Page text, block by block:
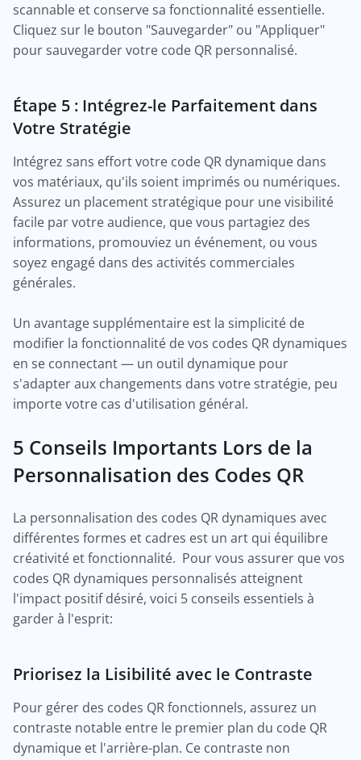
scannable et conserve sa fonctionnalité essentielle.
Cliquez sur le bouton "Sauvegarder" ou "Appliquer"
pour sauvegarder votre code QR personnalisé.
Étape 5 : Intégrez-le Parfaitement dans
Votre Stratégie
Intégrez sans effort votre code QR dynamique dans
vos matériaux, qu'ils soient imprimés ou numériques.
Assurez un placement stratégique pour une visibilité
facile par votre audience, que vous partagiez des
informations, promouviez un événement, ou vous
soyez engagé dans des activités commerciales
générales.
Un avantage supplémentaire est la simplicité de
modifier la fonctionnalité de vos codes QR dynamiques
en se connectant — un outil dynamique pour
s'adapter aux changements dans votre stratégie, peu
importe votre cas d'utilisation général.
5 Conseils Importants Lors de la
Personnalisation des Codes QR
La personnalisation des codes QR dynamiques avec
différentes formes et cadres est un art qui équilibre
créativité et fonctionnalité. Pour vous assurer que vos
codes QR dynamiques personnalisés atteignent
l'impact positif désiré, voici 5 conseils essentiels à
garder à l'esprit:
Priorisez la Lisibilité avec le Contraste
Pour gérer des codes QR fonctionnels, assurez un
contraste notable entre le premier plan du code QR
dynamique et l'arrière-plan. Ce contraste non